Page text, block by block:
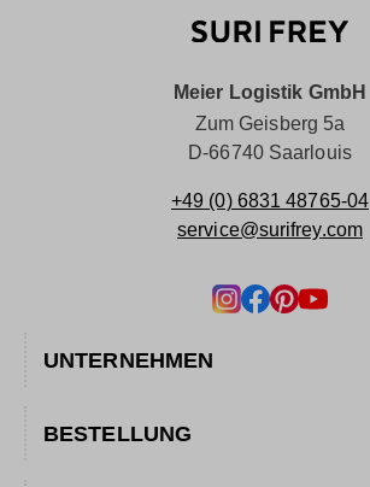
Meier Logistik GmbH
Zum Geisberg 5a
D-66740 Saarlouis
+49 (0) 6831 48765-04
service@surifrey.com
UNTERNEHMEN
BESTELLUNG